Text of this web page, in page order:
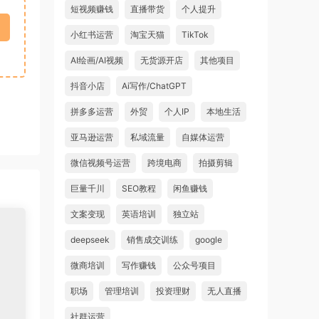
短视频赚钱 直播带货 个人提升
小红书运营 淘宝天猫 TikTok
AI绘画/AI视频 无货源开店 其他项目
抖音小店 Ai写作/ChatGPT
拼多多运营 外贸 个人IP 本地生活
亚马逊运营 私域流量 自媒体运营
微信视频号运营 跨境电商 拍摄剪辑
巨量千川 SEO教程 闲鱼赚钱
文案变现 英语培训 独立站
deepseek 销售成交训练 google
微商培训 写作赚钱 公众号项目
职场 管理培训 投资理财 无人直播
社群运营